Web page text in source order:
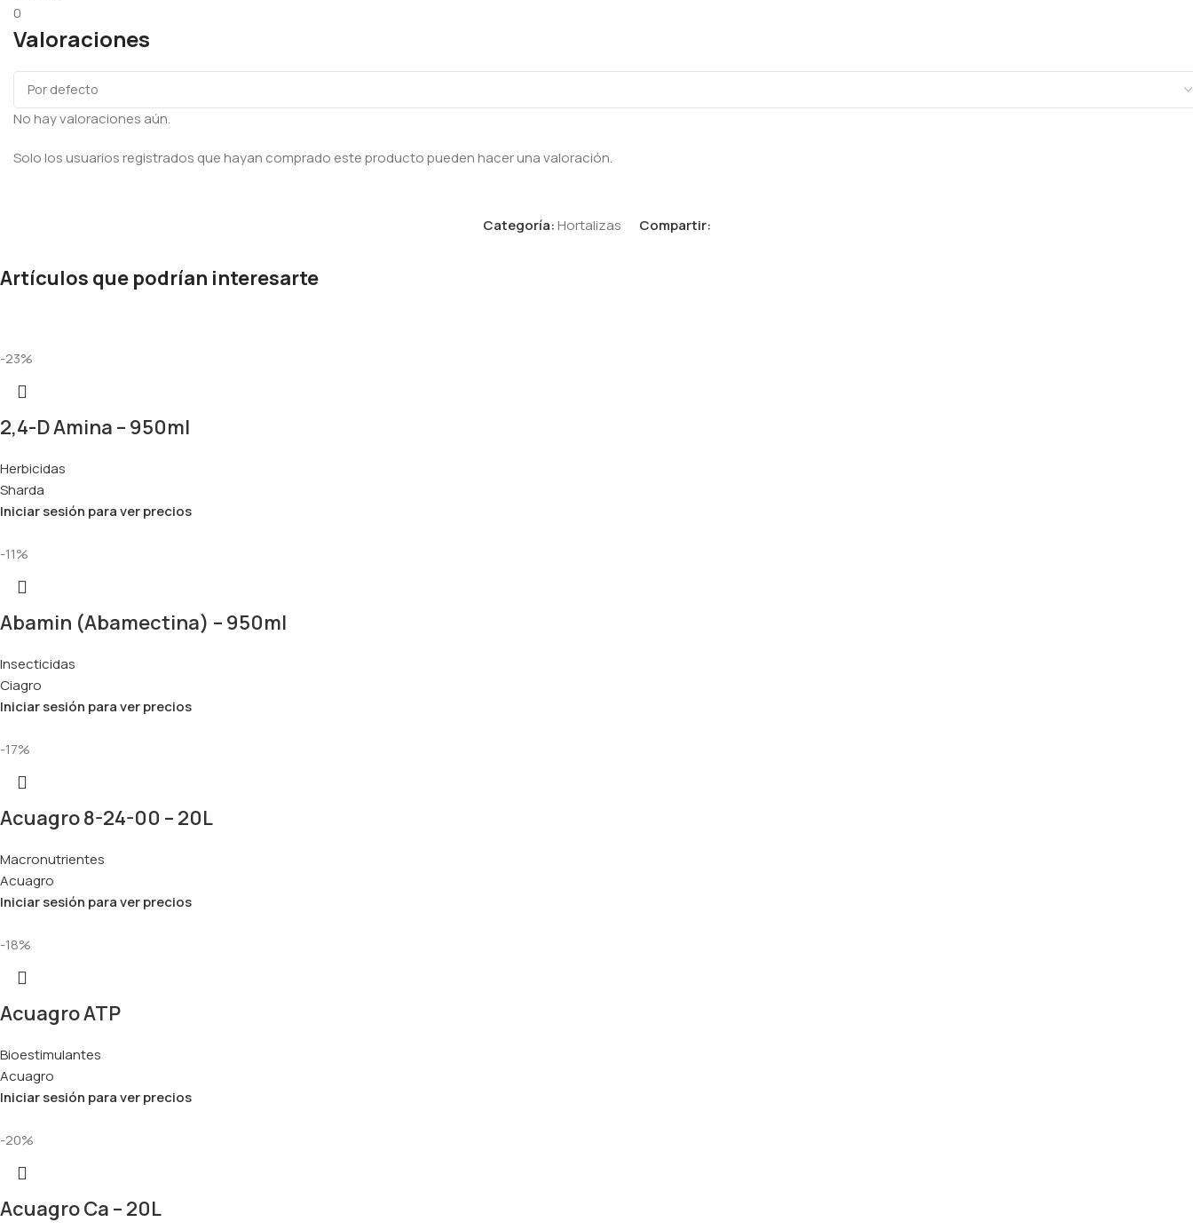
0
Valoraciones
No hay valoraciones aún.
Solo los usuarios registrados que hayan comprado este producto pueden hacer una valoración.
Categoría:Hortalizas Compartir:
Artículos que podrían interesarte
-23%
2,4-D Amina – 950ml
Herbicidas
Sharda
Iniciar sesión para ver precios
-11%
Abamin (Abamectina) – 950ml
Insecticidas
Ciagro
Iniciar sesión para ver precios
-17%
Acuagro 8-24-00 – 20L
Macronutrientes
Acuagro
Iniciar sesión para ver precios
-18%
Acuagro ATP
Bioestimulantes
Acuagro
Iniciar sesión para ver precios
-20%
Acuagro Ca – 20L